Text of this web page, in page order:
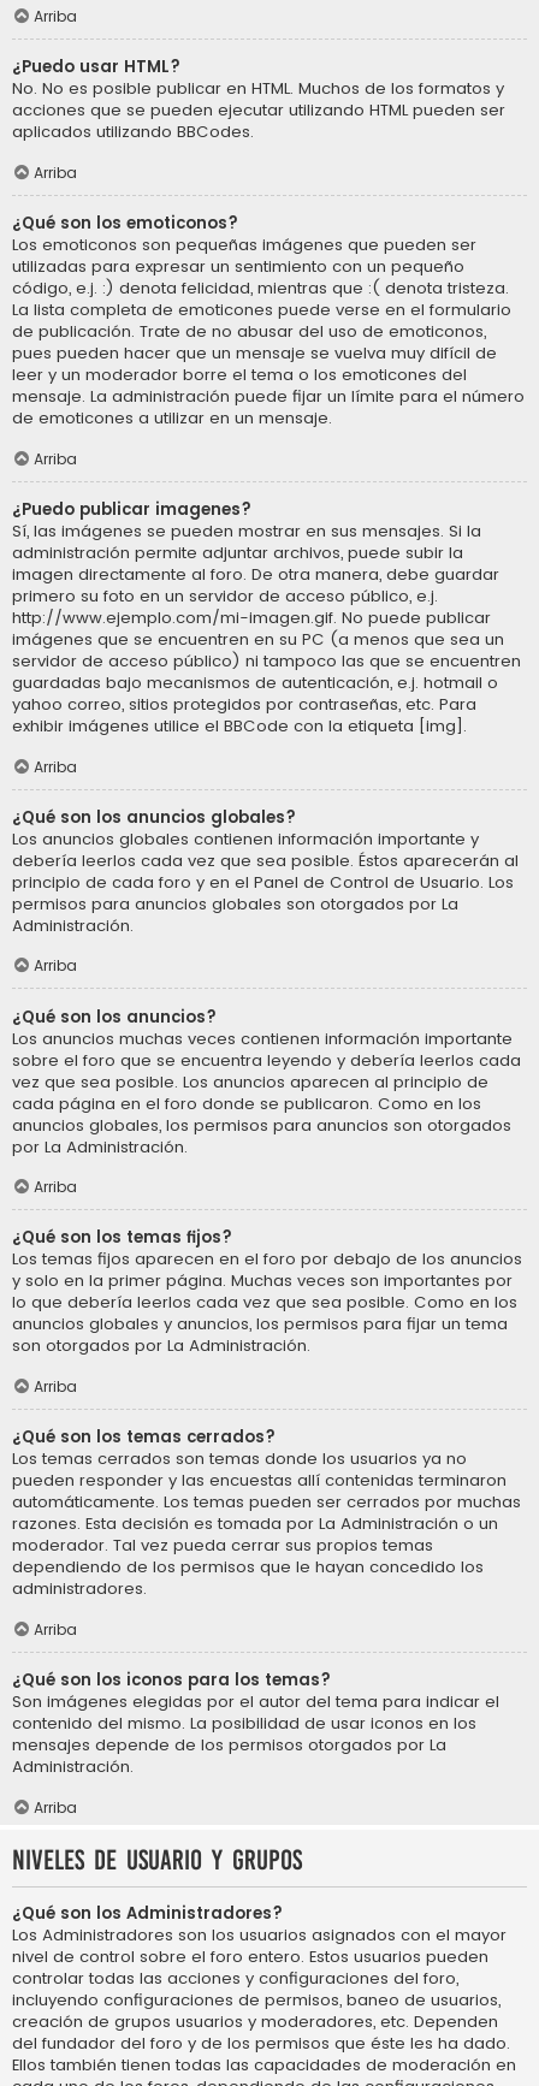
Arriba
¿Puedo usar HTML?
No. No es posible publicar en HTML. Muchos de los formatos y
acciones que se pueden ejecutar utilizando HTML pueden ser
aplicados utilizando BBCodes.
Arriba
¿Qué son los emoticonos?
Los emoticonos son pequeñas imágenes que pueden ser
utilizadas para expresar un sentimiento con un pequeño
código, e.j. :) denota felicidad, mientras que :( denota tristeza.
La lista completa de emoticones puede verse en el formulario
de publicación. Trate de no abusar del uso de emoticonos,
pues pueden hacer que un mensaje se vuelva muy difícil de
leer y un moderador borre el tema o los emoticones del
mensaje. La administración puede fijar un límite para el número
de emoticones a utilizar en un mensaje.
Arriba
¿Puedo publicar imagenes?
Sí, las imágenes se pueden mostrar en sus mensajes. Si la
administración permite adjuntar archivos, puede subir la
imagen directamente al foro. De otra manera, debe guardar
primero su foto en un servidor de acceso público, e.j.
http://www.ejemplo.com/mi-imagen.gif. No puede publicar
imágenes que se encuentren en su PC (a menos que sea un
servidor de acceso público) ni tampoco las que se encuentren
guardadas bajo mecanismos de autenticación, e.j. hotmail o
yahoo correo, sitios protegidos por contraseñas, etc. Para
exhibir imágenes utilice el BBCode con la etiqueta [img].
Arriba
¿Qué son los anuncios globales?
Los anuncios globales contienen información importante y
debería leerlos cada vez que sea posible. Éstos aparecerán al
principio de cada foro y en el Panel de Control de Usuario. Los
permisos para anuncios globales son otorgados por La
Administración.
Arriba
¿Qué son los anuncios?
Los anuncios muchas veces contienen información importante
sobre el foro que se encuentra leyendo y debería leerlos cada
vez que sea posible. Los anuncios aparecen al principio de
cada página en el foro donde se publicaron. Como en los
anuncios globales, los permisos para anuncios son otorgados
por La Administración.
Arriba
¿Qué son los temas fijos?
Los temas fijos aparecen en el foro por debajo de los anuncios
y solo en la primer página. Muchas veces son importantes por
lo que debería leerlos cada vez que sea posible. Como en los
anuncios globales y anuncios, los permisos para fijar un tema
son otorgados por La Administración.
Arriba
¿Qué son los temas cerrados?
Los temas cerrados son temas donde los usuarios ya no
pueden responder y las encuestas allí contenidas terminaron
automáticamente. Los temas pueden ser cerrados por muchas
razones. Esta decisión es tomada por La Administración o un
moderador. Tal vez pueda cerrar sus propios temas
dependiendo de los permisos que le hayan concedido los
administradores.
Arriba
¿Qué son los iconos para los temas?
Son imágenes elegidas por el autor del tema para indicar el
contenido del mismo. La posibilidad de usar iconos en los
mensajes depende de los permisos otorgados por La
Administración.
Arriba
Niveles de usuario y grupos
¿Qué son los Administradores?
Los Administradores son los usuarios asignados con el mayor
nivel de control sobre el foro entero. Estos usuarios pueden
controlar todas las acciones y configuraciones del foro,
incluyendo configuraciones de permisos, baneo de usuarios,
creación de grupos usuarios y moderadores, etc. Dependen
del fundador del foro y de los permisos que éste les ha dado.
Ellos también tienen todas las capacidades de moderación en